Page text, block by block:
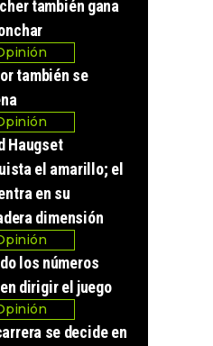
también gana
también se
Haugset
el amarillo; el
en su
dimensión
los números
dirigir el juego
se decide en